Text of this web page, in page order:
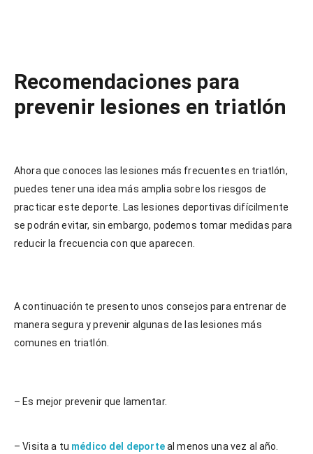
Recomendaciones para
prevenir lesiones en triatlón
Ahora que conoces las lesiones más frecuentes en triatlón,
puedes tener una idea más amplia sobre los riesgos de
practicar este deporte. Las lesiones deportivas difícilmente
se podrán evitar, sin embargo, podemos tomar medidas para
reducir la frecuencia con que aparecen.
A continuación te presento unos consejos para entrenar de
manera segura y prevenir algunas de las lesiones más
comunes en triatlón.
– Es mejor prevenir que lamentar.
– Visita a tu médico del deporteal menos una vez al año.